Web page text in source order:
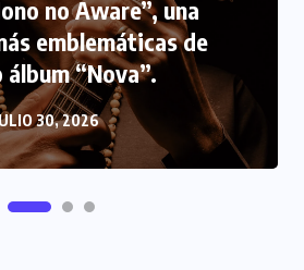
solidariza con
29, 2026